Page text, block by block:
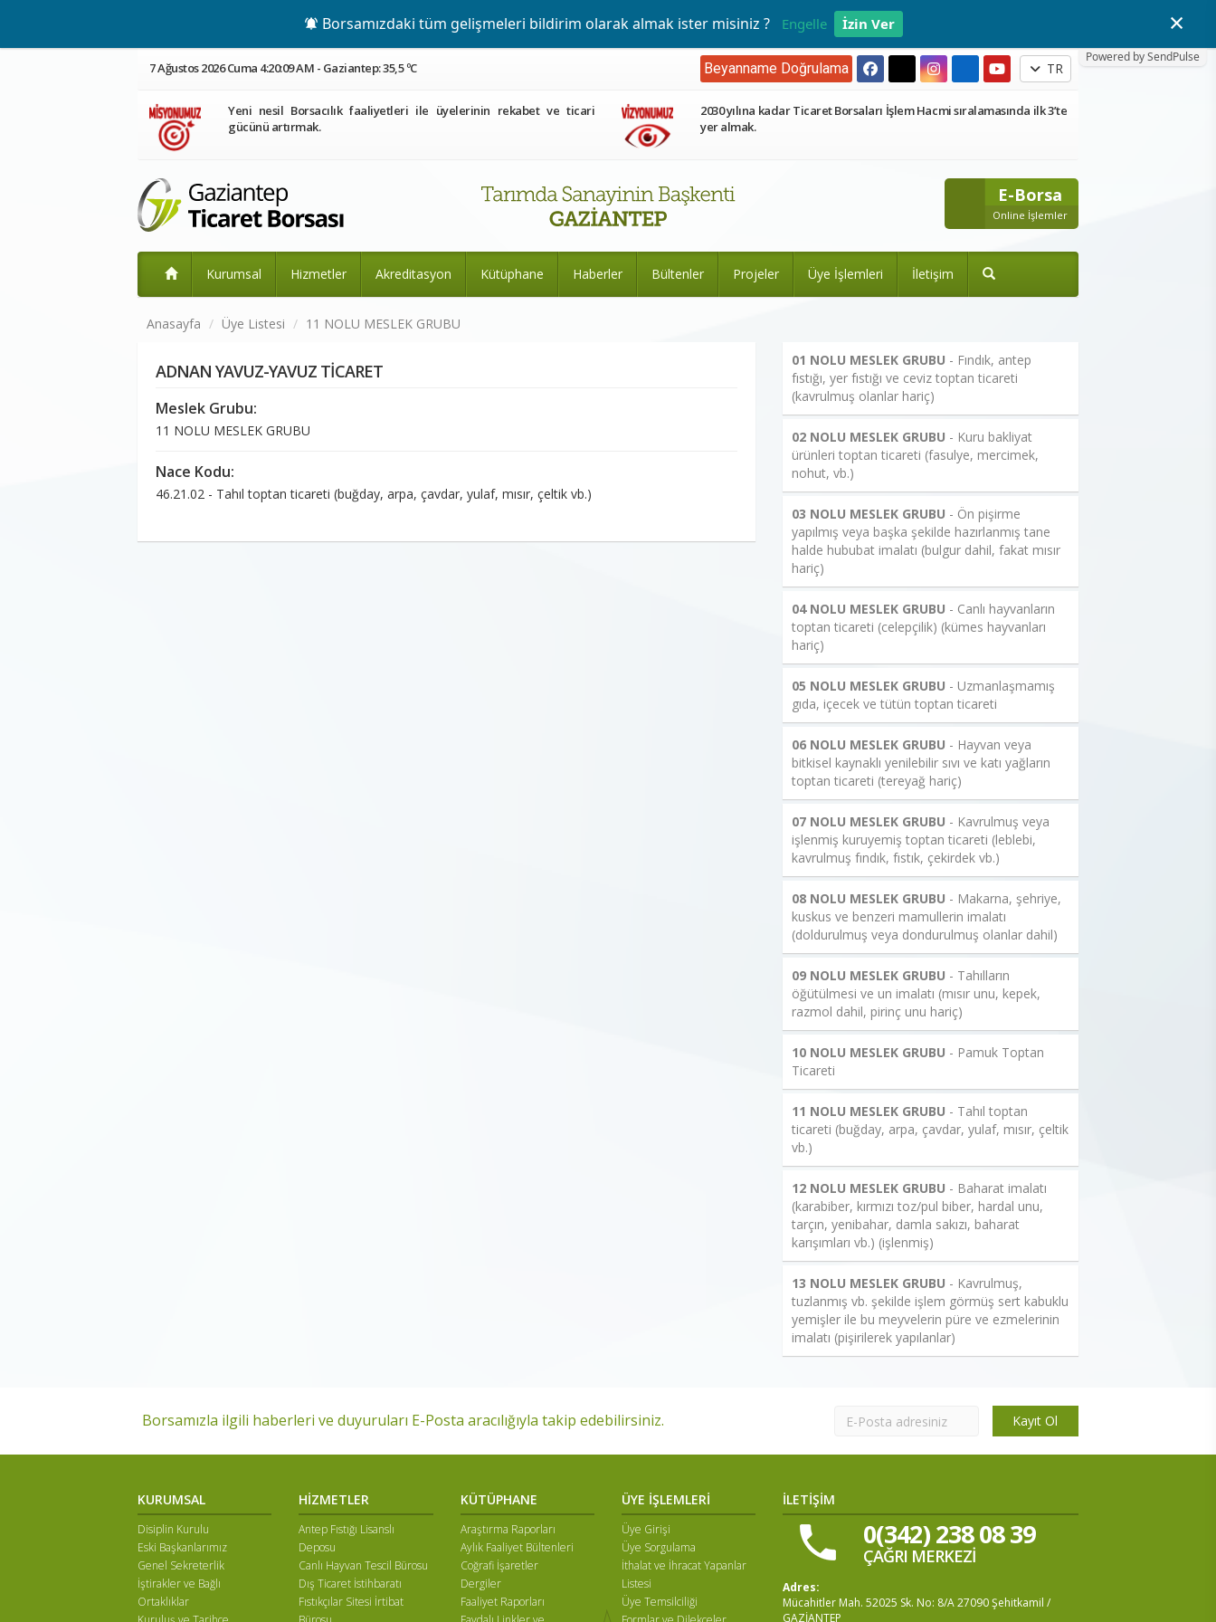
Borsamızdaki tüm gelişmeleri bildirim olarak almak ister misiniz ? Engelle İzin Ver
Powered by SendPulse
×
7 Ağustos 2026 Cuma 4:20:09 AM - Gaziantep: 35,5 ºC TR
Beyanname Doğrulama
Yeni nesil Borsacılık faaliyetleri ile üyelerinin rekabet ve ticari
gücünü artırmak.
2030 yılına kadar Ticaret Borsaları İşlem Hacmi sıralamasında ilk 3’te
yer almak.
E-Borsa
Online İşlemler
Kurumsal Hizmetler Akreditasyon Kütüphane Haberler Bültenler Projeler Üye İşlemleri İletişim
Anasayfa Üye Listesi 11 NOLU MESLEK GRUBU
ADNAN YAVUZ-YAVUZ TİCARET
Meslek Grubu:
11 NOLU MESLEK GRUBU
Nace Kodu:
46.21.02 - Tahıl toptan ticareti (buğday, arpa, çavdar, yulaf, mısır, çeltik vb.)
01 NOLU MESLEK GRUBU - Fındık, antep
fıstığı, yer fıstığı ve ceviz toptan ticareti
(kavrulmuş olanlar hariç)
02 NOLU MESLEK GRUBU - Kuru bakliyat
ürünleri toptan ticareti (fasulye, mercimek,
nohut, vb.)
03 NOLU MESLEK GRUBU - Ön pişirme
yapılmış veya başka şekilde hazırlanmış tane
halde hububat imalatı (bulgur dahil, fakat mısır
hariç)
04 NOLU MESLEK GRUBU - Canlı hayvanların
toptan ticareti (celepçilik) (kümes hayvanları
hariç)
05 NOLU MESLEK GRUBU - Uzmanlaşmamış
gıda, içecek ve tütün toptan ticareti
06 NOLU MESLEK GRUBU - Hayvan veya
bitkisel kaynaklı yenilebilir sıvı ve katı yağların
toptan ticareti (tereyağ hariç)
07 NOLU MESLEK GRUBU - Kavrulmuş veya
işlenmiş kuruyemiş toptan ticareti (leblebi,
kavrulmuş fındık, fıstık, çekirdek vb.)
08 NOLU MESLEK GRUBU - Makarna, şehriye,
kuskus ve benzeri mamullerin imalatı
(doldurulmuş veya dondurulmuş olanlar dahil)
09 NOLU MESLEK GRUBU - Tahılların
öğütülmesi ve un imalatı (mısır unu, kepek,
razmol dahil, pirinç unu hariç)
10 NOLU MESLEK GRUBU - Pamuk Toptan
Ticareti
11 NOLU MESLEK GRUBU - Tahıl toptan
ticareti (buğday, arpa, çavdar, yulaf, mısır, çeltik
vb.)
12 NOLU MESLEK GRUBU - Baharat imalatı
(karabiber, kırmızı toz/pul biber, hardal unu,
tarçın, yenibahar, damla sakızı, baharat
karışımları vb.) (işlenmiş)
13 NOLU MESLEK GRUBU - Kavrulmuş,
tuzlanmış vb. şekilde işlem görmüş sert kabuklu
yemişler ile bu meyvelerin püre ve ezmelerinin
imalatı (pişirilerek yapılanlar)
Borsamızla ilgili haberleri ve duyuruları E-Posta aracılığıyla takip edebilirsiniz. Kayıt Ol
KURUMSAL
Disiplin Kurulu
Eski Başkanlarımız
Genel Sekreterlik
İştirakler ve Bağlı
Ortaklıklar
HİZMETLER
Antep Fıstığı Lisanslı
Deposu
Canlı Hayvan Tescil Bürosu
Dış Ticaret İstihbaratı
Fıstıkçılar Sitesi İrtibat
KÜTÜPHANE
Araştırma Raporları
Aylık Faaliyet Bültenleri
Coğrafi İşaretler
Dergiler
Faaliyet Raporları
ÜYE İŞLEMLERİ
Üye Girişi
Üye Sorgulama
İthalat ve İhracat Yapanlar
Listesi
Üye Temsilciliği
İLETİŞİM
0(342) 238 08 39
ÇAĞRI MERKEZİ
Adres:
Mücahitler Mah. 52025 Sk. No: 8/A 27090 Şehitkamil /
GAZİANTEP